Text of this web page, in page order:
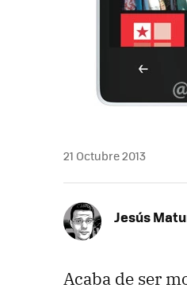
21 Octubre 2013
Jesús
Acaba de ser